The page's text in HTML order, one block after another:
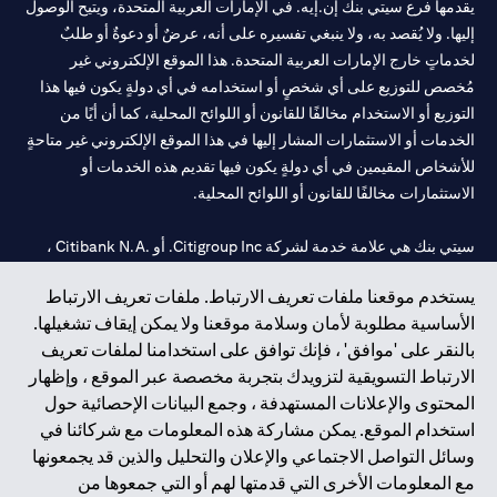
يستخدم موقعنا ملفات تعريف الارتباط. ملفات تعريف الارتباط
الأساسية مطلوبة لأمان وسلامة موقعنا ولا يمكن إيقاف تشغيلها.
بالنقر على 'موافق' ، فإنك توافق على استخدامنا لملفات تعريف
الارتباط التسويقية لتزويدك بتجربة مخصصة عبر الموقع ، وإظهار
المحتوى والإعلانات المستهدفة ، وجمع البيانات الإحصائية حول
استخدام الموقع. يمكن مشاركة هذه المعلومات مع شركائنا في
وسائل التواصل الاجتماعي والإعلان والتحليل والذين قد يجمعونها
مع المعلومات الأخرى التي قدمتها لهم أو التي جمعوها من
يقدمها فرع سيتي بنك إن.إيه. في الإمارات العربية المتحدة، ويتيح الوصول
إليها. ولا يُقصد به، ولا ينبغي تفسيره على أنه، عرضٌ أو دعوةٌ أو طلبٌ
لخدماتٍ خارج الإمارات العربية المتحدة. هذا الموقع الإلكتروني غير
مُخصص للتوزيع على أي شخصٍ أو استخدامه في أي دولةٍ يكون فيها هذا
التوزيع أو الاستخدام مخالفًا للقانون أو اللوائح المحلية، كما أن أيًا من
الخدمات أو الاستثمارات المشار إليها في هذا الموقع الإلكتروني غير متاحةٍ
للأشخاص المقيمين في أي دولةٍ يكون فيها تقديم هذه الخدمات أو
الاستثمارات مخالفًا للقانون أو اللوائح المحلية.
سيتي بنك هي علامة خدمة لشركة Citigroup Inc. أو .Citibank N.A ،
سيتي بنك إن. إيه. الإمارات مسجل لدى مصرف الإمارات المركزي تحت
أرقام التراخيص 202563 لفرع الوصل في دبي، 531989 لفرع مول
الإمارات في دبي، وCN-1002019لفرع أبوظبي. هاتف: 4000 311 04.
فرع سيتي بنك إن إيه - الإمارات العربية المتحدة مرخص من مصرف
الإمارات العربية المتحدة المركزي كفرع لبنك أجنبي.
سيتي بنك إن إيه الإمارات العربية المتحدة مرخص من هيئة الأوراق المالية
والسلع في الإمارات العربية المتحدة ("SCA") للقيام بالنشاط المالي لـ أ)